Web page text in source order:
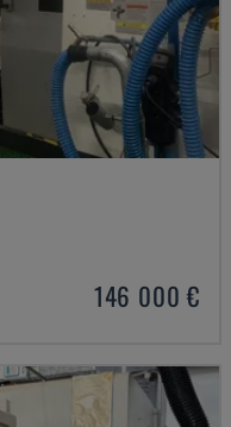
146 000 €